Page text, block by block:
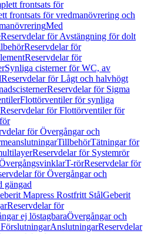
frontsats för
frontsats för vredmanövrering och
Med
Reservdelar för Avstängning för dolt
Reservdelar för
Reservdelar för
Synliga cisterner för WC, av
Reservdelar för Lågt och halvhögt
Reservdelar för Sigma
Flottörventiler för synliga
Reservdelar för Flottörventiler för
för Övergångar och
TillbehörTätningar för
Reservdelar för Systemrör
T-rörReservdelar för
för Övergångar och
gängad
Mapress Rostfritt StålGeberit
Reservdelar för
ej löstagbaraÖvergångar och
AnslutningarReservdelar